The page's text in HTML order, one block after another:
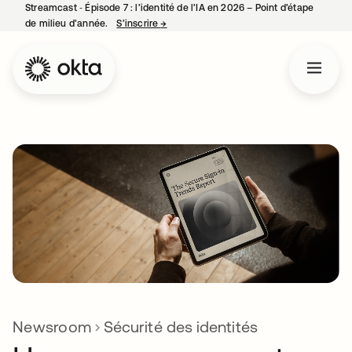
Streamcast ‑ Épisode 7 : l’identité de l’IA en 2026 – Point d’étape
de milieu d’année.
S’inscrire→
Newsroom Sécurité des identités